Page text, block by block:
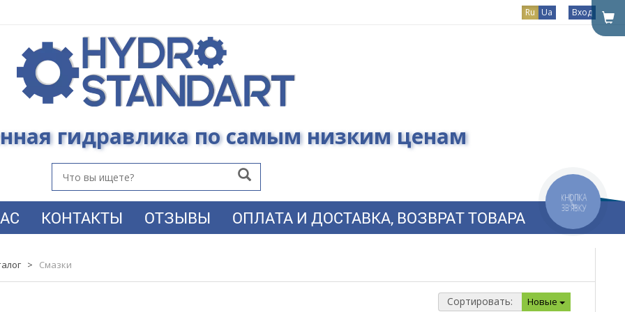
Ru Ua Вход
гидравлика по самым низким ценам
КОНТАКТЫ ОТЗЫВЫ ОПЛАТА И ДОСТАВКА, ВОЗВРАТ ТОВАРА
> Смазки
Сортировать: Новые
КНОПКА
ЗВ'ЯЗКУ